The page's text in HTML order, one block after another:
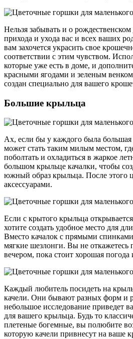
Нельзя забывать и о рождественском
прихода и ухода вас и всех ваших
вам захочется украсить свое
соответствии с этим чувством.
которые уже есть в доме, и
красными ягодами и зеленым
создан специально для вашего
Большие крыльца
Ах, если бы у каждого была
может стать таким милым местом,
поболтать и охладиться в жаркое
большом крыльце качалки, чтобы
южный образ крыльца. После этого
аксессуарами.
Если с крытого крыльца
хотите создать удобное место для
Вместо качалок с прямыми
мягкие шезлонги. Вы не откажетесь
вечером, пока стоит хорошая погода
Каждый любитель посидеть на
качели. Они бывают разных форм и
небольшое исследование приведет
для вашего крыльца. Будь то
плетеные богемные, вы полюбите
которую качели привнесут на ваше